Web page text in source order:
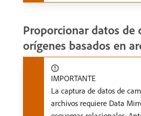
Proporcionar datos de
orígenes basados en
IMPORTANTE
La captura de datos de
archivos requiere Data